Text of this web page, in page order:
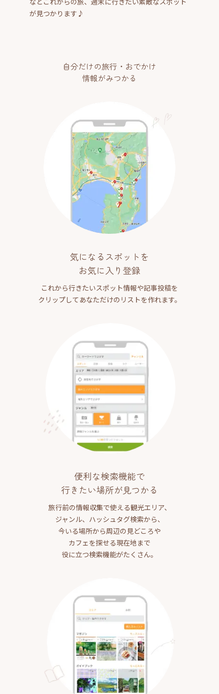
が見つかります♪
自分だけの旅行・おでかけ
情報がみつかる
気になるスポットを
お気に入り登録
これから行きたいスポット情報や記事投稿を
クリップしてあなただけのリストを作れます。
便利な検索機能で
行きたい場所が見つかる
旅行前の情報収集で使える観光エリア、
ジャンル、ハッシュタグ検索から、
今いる場所から周辺の見どころや
カフェを探せる現在地まで
役に立つ検索機能がたくさん。